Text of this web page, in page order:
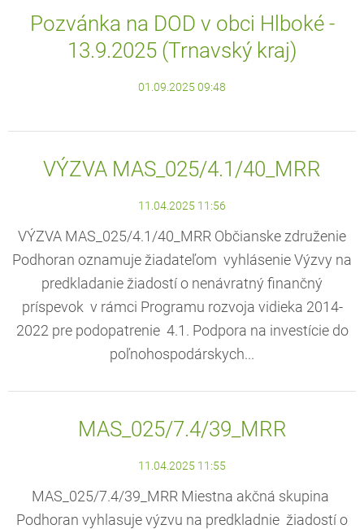
Pozvánka na DOD v obci Hlboké -
13.9.2025 (Trnavský kraj)
01.09.2025 09:48
VÝZVA MAS_025/4.1/40_MRR
11.04.2025 11:56
VÝZVA MAS_025/4.1/40_MRR Občianske združenie
Podhoran oznamuje žiadateľom vyhlásenie Výzvy na
predkladanie žiadostí o nenávratný finančný
príspevok v rámci Programu rozvoja vidieka 2014-
2022 pre podopatrenie 4.1. Podpora na investície do
poľnohospodárskych...
MAS_025/7.4/39_MRR
11.04.2025 11:55
MAS_025/7.4/39_MRR Miestna akčná skupina
Podhoran vyhlasuje výzvu na predkladnie žiadostí o